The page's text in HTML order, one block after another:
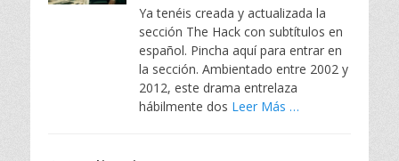
l
c
a
d
o
e
o
Ya tenéis creada y actualizada la
sección The Hack con subtítulos en
español. Pincha aquí para entrar en
la sección. Ambientado entre 2002 y
2012, este drama entrelaza
hábilmente dos Leer Más …